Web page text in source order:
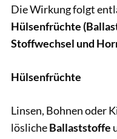
Die Wirkung folgt
Hülsenfrüchte
Stoffwechsel und
Hülsenfrüchte
Linsen, Bohnen oder
löslicheBallaststoffe